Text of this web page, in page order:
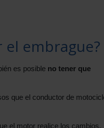
el embrague?
es posible no tener que
que el conductor de
el motor realice los cambios.